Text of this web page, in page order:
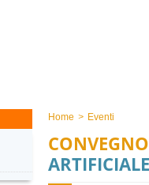
Home > Eventi